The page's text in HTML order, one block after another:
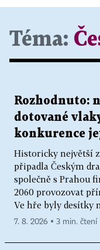
Téma:
Rozhodnuto:
dotované
konkurence
Historicky největší
připadla Českým
společně s Prahou
2060 provozovat
Ve hře byly desítky
7. 8. 2026 ▪ 3 min. čtení